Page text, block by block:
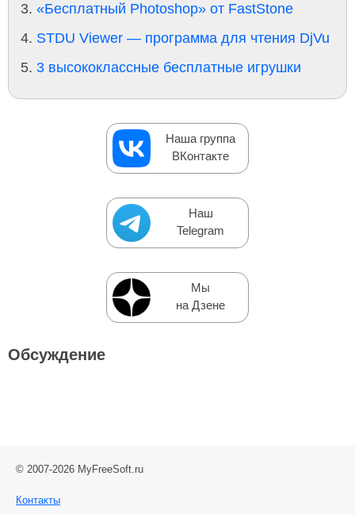
«Бесплатный Photoshop» от FastStone
STDU Viewer — программа для чтения DjVu
3 высококлассные бесплатные игрушки
Наша группа
ВКонтакте
Наш
Telegram
Мы
на Дзене
Обсуждение
© 2007-2026 MyFreeSoft.ru
Контакты